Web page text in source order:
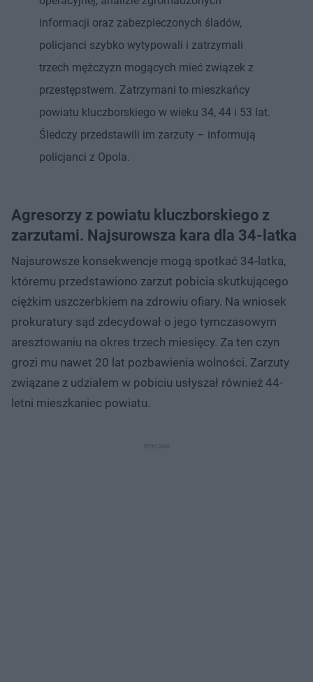
informacji oraz zabezpieczonych śladów,
policjanci szybko wytypowali i zatrzymali
trzech mężczyzn mogących mieć związek z
przestępstwem. Zatrzymani to mieszkańcy
powiatu kluczborskiego w wieku 34, 44 i 53 lat.
Śledczy przedstawili im zarzuty – informują
policjanci z Opola.
Agresorzy z powiatu kluczborskiego z
zarzutami. Najsurowsza kara dla 34-latka
Najsurowsze konsekwencje mogą spotkać 34-latka,
któremu przedstawiono zarzut pobicia skutkującego
ciężkim uszczerbkiem na zdrowiu ofiary. Na wniosek
prokuratury sąd zdecydował o jego tymczasowym
aresztowaniu na okres trzech miesięcy. Za ten czyn
grozi mu nawet 20 lat pozbawienia wolności. Zarzuty
związane z udziałem w pobiciu usłyszał również 44-
letni mieszkaniec powiatu.